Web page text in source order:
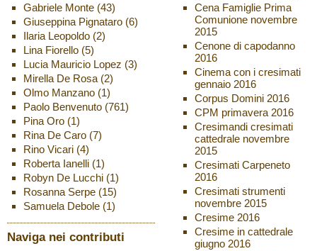
Gabriele Monte(43)
Giuseppina Pignataro(6)
Ilaria Leopoldo(2)
Lina Fiorello(5)
Lucia Mauricio Lopez (3)
Mirella De Rosa(2)
Olmo Manzano(1)
Paolo Benvenuto(761)
Pina Oro(1)
Rina De Caro(7)
Rino Vicari(4)
Roberta Ianelli(1)
Robyn De Lucchi(1)
Rosanna Serpe(15)
Samuela Debole(1)
Naviga nei contributi
Cena Famiglie Prima
Comunione novembre
2015
Cenone di capodanno
2016
Cinema con i cresimati
gennaio 2016
Corpus Domini 2016
CPM primavera 2016
Cresimandi cresimati
cattedrale novembre
2015
Cresimati Carpeneto
2016
Cresimati strumenti
novembre 2015
Cresime 2016
Cresime in cattedrale
giugno 2016